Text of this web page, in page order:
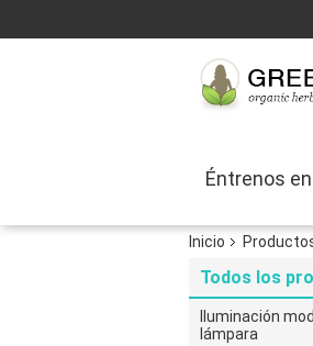
Éntrenos
Inicio
Todos los
Iluminación
lámpara